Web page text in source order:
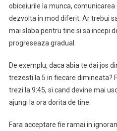
obiceiurile la munca,
dezvolta in mod diferit. Ar trebui
mai slaba pentru tine si sa incepi
progreseaza gradual.
De exemplu, daca abia te dai jos
trezesti la 5 in fiecare dimineata?
trezi la 9:45, si cand devine mai
ajungi la ora dorita de tine.
Fara acceptare fie ramai in